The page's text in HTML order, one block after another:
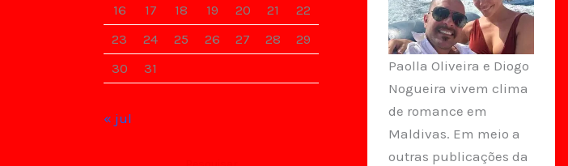
16
17 18 19 20 21
22
23
24 25 26 27 28
29
30
31
« jul
Paolla Oliveira e Diogo
Nogueira vivem clima
de romance em
Maldivas. Em meio a
outras publicações da